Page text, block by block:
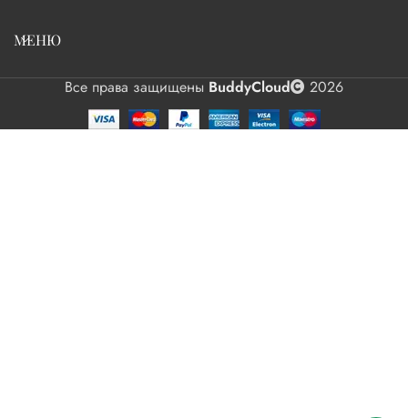
МЕНЮ
Все права защищены BuddyCloud 2026